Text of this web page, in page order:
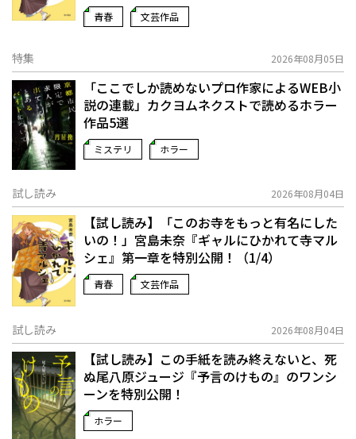
青春 文芸作品
特集 2026年08月05日
「ここでしか読めないプロ作家によるWEB小
説の連載」――カクヨムネクストで読めるホラー
作品5選
ミステリ ホラー
試し読み 2026年08月04日
【試し読み】「このお寺をもっと有名にした
いの！」宮島未奈『ギャルにひかれて寺マル
シェ』第一章を特別公開！（1/4）
青春 文芸作品
試し読み 2026年08月04日
【試し読み】この手紙を読み終えないと、死
ぬ――尾八原ジュージ『予言のけもの』のワンシ
ーンを特別公開！
ホラー